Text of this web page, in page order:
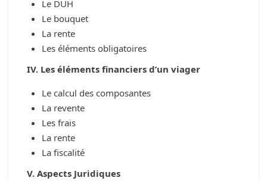
Le DUH
Le bouquet
La rente
Les éléments obligatoires
IV. Les éléments financiers d’un viager
Le calcul des composantes
La revente
Les frais
La rente
La fiscalité
V. Aspects Juridiques